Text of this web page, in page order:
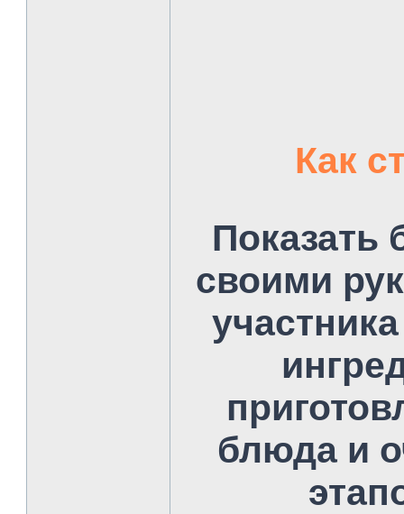
Как
Показать
своими
блюда и